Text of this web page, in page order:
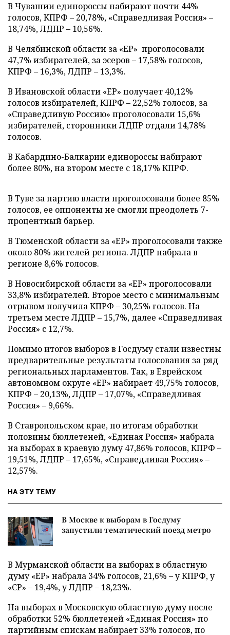
В Чувашии единороссы набирают почти 44%
голосов, КПРФ – 20,78%, «Справедливая Россия» –
18,74%, ЛДПР – 10,56%.
В Челябинской области за «ЕР» проголосовали
47,7% избирателей, за эсеров – 17,58% голосов,
КПРФ – 16,3%, ЛДПР – 13,3%.
В Ивановской области «ЕР» получает 40,12%
голосов избирателей, КПРФ – 22,52% голосов, за
«Справедливую Россию» проголосовали 15,6%
избирателей, сторонники ЛДПР отдали 14,78%
голосов.
В Кабардино-Балкарии единороссы набирают
более 80%, на втором месте с 18,17% КПРФ.
В Туве за партию власти проголосовали более 85%
голосов, ее оппоненты не смогли преодолеть 7-
процентный барьер.
В Тюменской области за «ЕР» проголосовали также
около 80% жителей региона. ЛДПР набрала в
регионе 8,6% голосов.
В Новосибирской области за «ЕР» проголосовали
33,8% избирателей. Второе место с минимальным
отрывом получила КПРФ – 30,25% голосов. На
третьем месте ЛДПР – 15,7%, далее «Справедливая
Россия» с 12,7%.
Помимо итогов выборов в Госдуму стали известны
предварительные результаты голосования за ряд
региональных парламентов. Так, в Еврейском
автономном округе «ЕР» набирает 49,75% голосов,
КПРФ – 20,13%, ЛДПР – 17,07%, «Справедливая
Россия» – 9,66%.
В Ставропольском крае, по итогам обработки
половины бюллетеней, «Единая Россия» набрала
на выборах в краевую думу 47,86% голосов, КПРФ –
19,51%, ЛДПР – 17,65%, «Справедливая Россия» –
12,57%.
НА ЭТУ ТЕМУ
В Москве к выборам в Госдуму
запустили тематический поезд метро
В Мурманской области на выборах в областную
думу «ЕР» набрала 34% голосов, 21,6% – у КПРФ, у
«СР» – 19,4%, у ЛДПР – 18,23%.
На выборах в Московскую областную думу после
обработки 52% бюллетеней «Единая Россия» по
партийным спискам набирает 33% голосов, по